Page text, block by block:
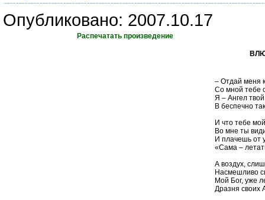
Опубликовано: 2007.10.17
Распечатать произведение
– Отдай меня
Со мной тебе
Я – Ангел
В беспечно
И что тебе
Во мне ты
И плачешь от
«Сама –
А воздух,
Насмешливо
Мой Бог, уже
Дразня своих